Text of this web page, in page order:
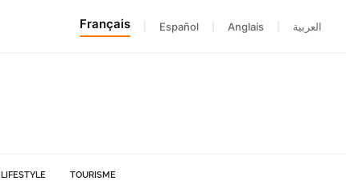
Français Español Anglais العربية
LIFESTYLE TOURISME